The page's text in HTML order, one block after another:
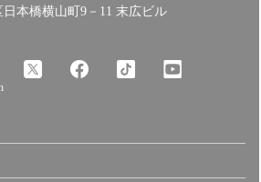
日本橋横山町9－11 末広ビル